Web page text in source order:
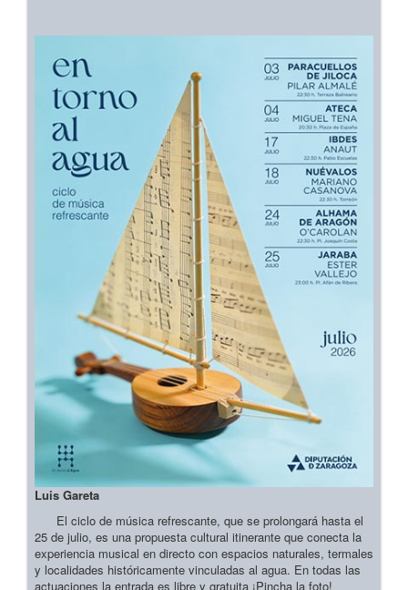
Luis Gareta
El ciclo de música refrescante, que se prolongará hasta el
25 de julio, es una propuesta cultural itinerante que conecta la
experiencia musical en directo con espacios naturales, termales
y localidades históricamente vinculadas al agua. En todas las
actuaciones la entrada es libre y gratuita ¡Pincha la foto!